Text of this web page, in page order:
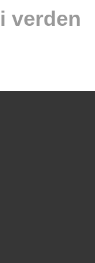
verden